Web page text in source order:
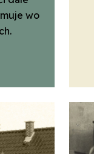
wo